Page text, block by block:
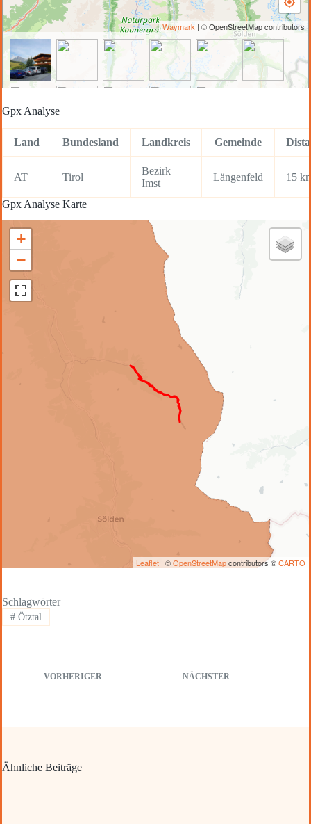
Waymark | © OpenStreetMap contributors
Gpx Analyse
Land Bundesland Landkreis Gemeinde
AT Tirol
Bezirk
Imst
Längenfeld 15
Gpx Analyse Karte
+
−
Leaflet | ©OpenStreetMapcontributors ©CARTO
Schlagwörter
#Ötztal
VORHERIGER NÄCHSTER
Ähnliche Beiträge